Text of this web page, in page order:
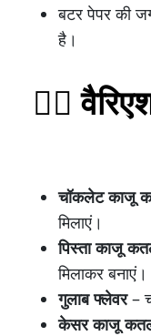
बटर पेपर की
है।
🧘‍♀️
चॉकलेट काजू
मिलाएं।
पिस्ता काजू
मिलाकर बनाएं।
गुलाब फ्लेवर–
केसर काजू